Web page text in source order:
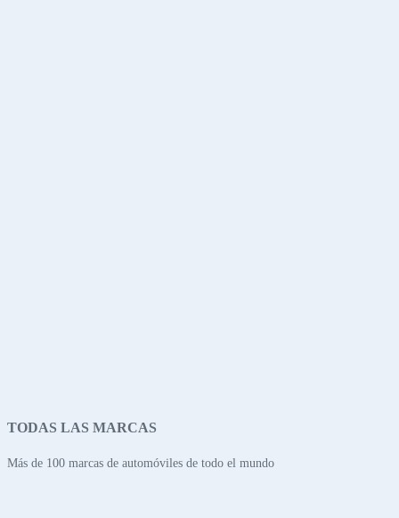
TODAS LAS MARCAS
Más de 100 marcas de automóviles de todo el mundo